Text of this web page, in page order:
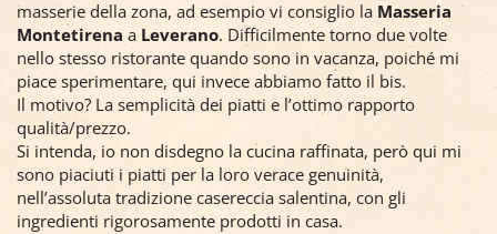
masserie della zona, ad esempio vi consiglio la Masseria
Montetirena a Leverano. Difficilmente torno due volte
nello stesso ristorante quando sono in vacanza, poiché mi
piace sperimentare, qui invece abbiamo fatto il bis.
Il motivo? La semplicità dei piatti e l’ottimo rapporto
qualità/prezzo.
Si intenda, io non disdegno la cucina raffinata, però qui mi
sono piaciuti i piatti per la loro verace genuinità,
nell’assoluta tradizione casereccia salentina, con gli
ingredienti rigorosamente prodotti in casa.